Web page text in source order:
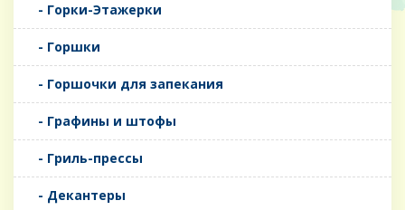
- Горки-Этажерки
- Горшки
- Горшочки для запекания
- Графины и штофы
- Гриль-прессы
- Декантеры